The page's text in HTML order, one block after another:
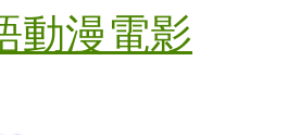
動漫電影